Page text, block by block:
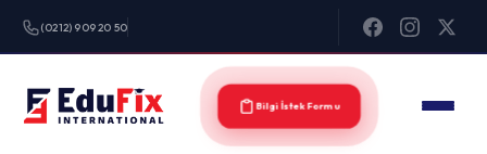
(0212) 909 20 50
Bilgi İstek Formu